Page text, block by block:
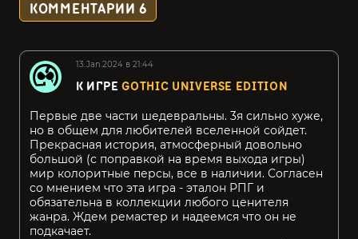
КОММЕНТАРИИ 6
13.Jan.2024 в 21:44
К ИГРЕGOTHIC UNIVERSE EDITION
Первые две части шедевральны. 3я сильно хуже,
но в общем для любителей вселенной сойдет.
Прекрасная история, атмосферный довольно
большой (с поправкой на время выхода игры)
мир колоритные персы, все в наличии. Согласен
со мнением что эта игра - эталон РПГ и
обязательна в коллекции любого ценителя
жанра. Ждем ремастер и надеемся что он не
подкачает.